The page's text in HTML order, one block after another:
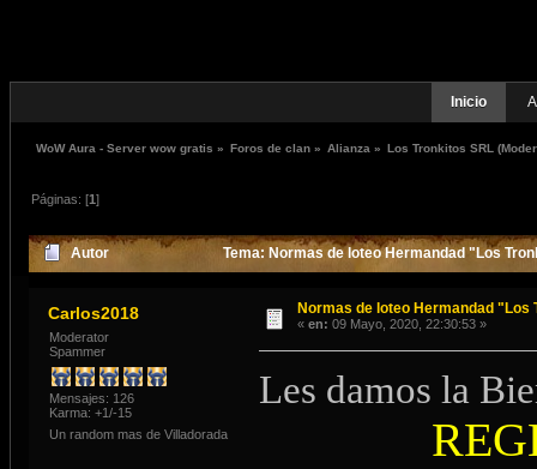
Inicio
WoW Aura - Server wow gratis » Foros de clan » Alianza » Los Tronkitos SRL
Páginas: [1]
Autor Tema: Normas de loteo Hermandad "Los
Carlos2018
Moderator
Spammer
Mensajes: 126
Karma: +1/-15
Un random mas de Villadorada
Normas de loteo Hermandad "Los
« en: 09 Mayo, 2020, 22:30:53 »
Les damos la